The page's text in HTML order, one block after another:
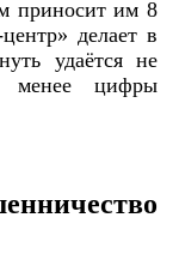
приносит им 8
делает в
удаётся не
менее цифры